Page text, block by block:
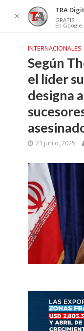
INTERNACIONALES
Según
el líder
designa
21 junio, 2025
✕
TRA
GRATIS
En Google